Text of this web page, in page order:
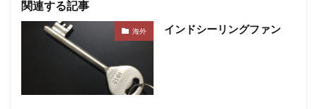
関連する記事
海外 インドシーリングファン